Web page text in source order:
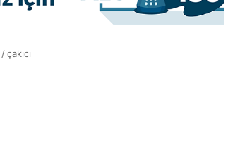
/çakıcı